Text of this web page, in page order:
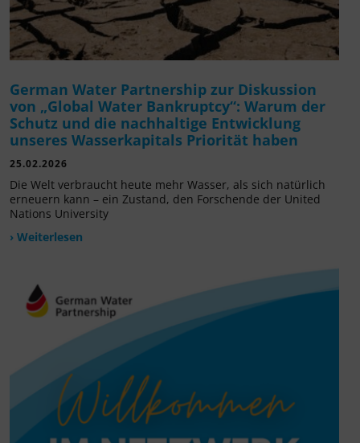
German Water Partnership zur Diskussion
von „Global Water Bankruptcy“: Warum der
Schutz und die nachhaltige Entwicklung
unseres Wasserkapitals Priorität haben
25.02.2026
Die Welt verbraucht heute mehr Wasser, als sich natürlich
erneuern kann – ein Zustand, den Forschende der United
Nations University
› Weiterlesen